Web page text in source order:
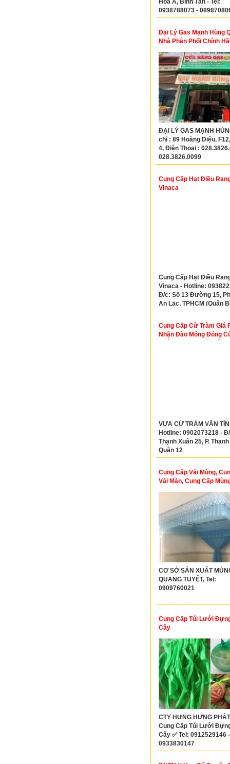
Hòa A, Bình Tân - Tel:
0938788073 -
Đại Lý Gas Mạnh Hùng
Nhà Phân Phối Chính
ĐẠI LÝ GAS MẠNH
chỉ : 89 Hoàng Diệu,
4, Điện Thoại :
028.3826.0099
Cung Cấp Hạt Điều
Vinaca
Cung Cấp Hạt Điều
Vinaca - Hotline:
Đ/c: Số 13 Đường 15,
An Lạc, TPHCM (Quận
Tân Cũ)
Cung Cấp Cừ Tràm Giá
Nhận Đào Móng Đóng
VỰA CỪ TRÀM VĂN
Hotline: 0902073218 -
Thạnh Xuân 25, P.
Quận 12
Cung Cấp Vải Mùng,
Vải Màn, Cung Cấp
CƠ SỞ SẢN XUẤT
QUANG TUYẾT, Tel:
0909760021
Cung Cấp Túi Lưới
Cây
CTY HƯNG HƯNG
Cung Cấp Túi Lưới
Cây ✅ Tel: 0912529146 -
0933830147